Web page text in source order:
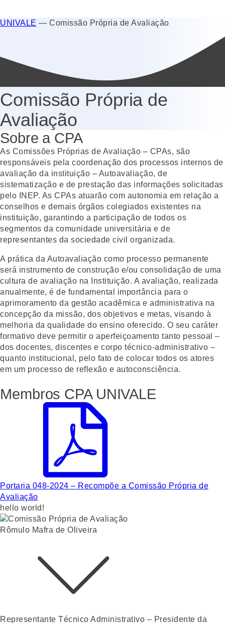
UNIVALE — Comissão Própria de Avaliação
Comissão Própria de
Avaliação
Sobre a CPA
As Comissões Próprias de Avaliação – CPAs, são
responsáveis pela coordenação dos processos internos de
avaliação da instituição – Autoavaliação, de
sistematização e de prestação das informações solicitadas
pelo INEP. As CPAs atuarão com autonomia em relação a
conselhos e demais órgãos colegiados existentes na
instituição, garantindo a participação de todos os
segmentos da comunidade universitária e de
representantes da sociedade civil organizada.
A prática da Autoavaliação como processo permanente
será instrumento de construção e/ou consolidação de uma
cultura de avaliação na Instituição. A avaliação, realizada
anualmente, é de fundamental importância para o
aprimoramento da gestão acadêmica e administrativa na
concepção da missão, dos objetivos e metas, visando à
melhoria da qualidade do ensino oferecido. O seu caráter
formativo deve permitir o aperfeiçoamento tanto pessoal –
dos docentes, discentes e corpo técnico-administrativo –
quanto institucional, pelo fato de colocar todos os atores
em um processo de reflexão e autoconsciência.
Membros CPA UNIVALE
Portaria 048-2024 – Recompõe a Comissão Própria de
Avaliação
hello world!
Rômulo Mafra de Oliveira
Representante Técnico Administrativo – Presidente da